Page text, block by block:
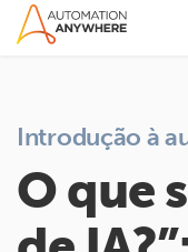
Introdução à
O que